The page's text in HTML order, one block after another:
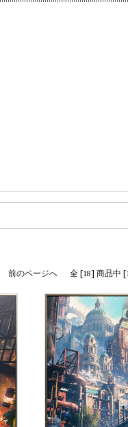
前のページへ 全 [18] 商品中